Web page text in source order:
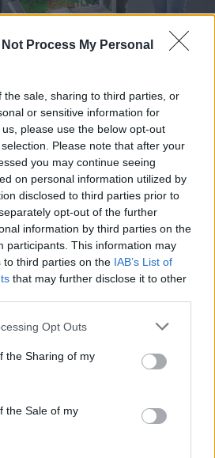
Not Process My Personal
the sale, sharing to third parties, or
or sensitive information for
please use the below opt-out
Please note that after your
you may continue seeing
on personal information utilized by
disclosed to third parties prior to
opt-out of the further
information by third parties on the
participants. This information may
to third parties on the IAB’s List of
that may further disclose it to other
Opt Outs
the Sharing of my
the Sale of my